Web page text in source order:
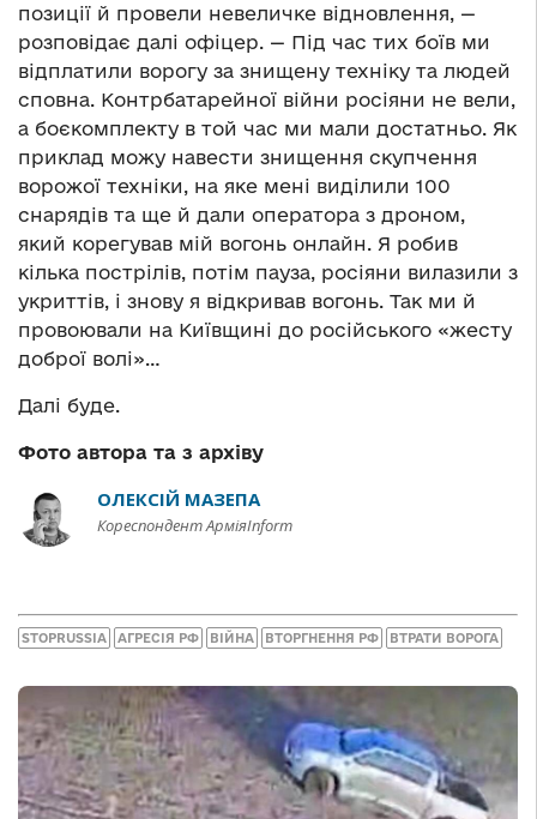
позиції й провели невеличке відновлення, —
розповідає далі офіцер. — Під час тих боїв ми
відплатили ворогу за знищену техніку та людей
сповна. Контрбатарейної війни росіяни не вели,
а боєкомплекту в той час ми мали достатньо. Як
приклад можу навести знищення скупчення
ворожої техніки, на яке мені виділили 100
снарядів та ще й дали оператора з дроном,
який корегував мій вогонь онлайн. Я робив
кілька пострілів, потім пауза, росіяни вилазили з
укриттів, і знову я відкривав вогонь. Так ми й
провоювали на Київщині до російського «жесту
доброї волі»…
Далі буде.
Фото автора та з архіву
ОЛЕКСІЙ МАЗЕПА
Кореспондент АрміяInform
STOPRUSSIA АГРЕСІЯ РФ ВІЙНА ВТОРГНЕННЯ РФ ВТРАТИ ВОРОГА